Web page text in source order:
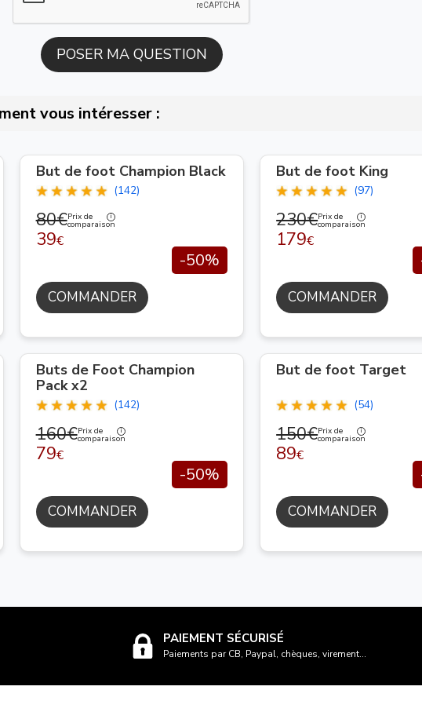
vous intéresser :
But de foot Champion Black
(142)
80€Prix de
comparaison
39€
-50%
COMMANDER
But de foot King
(97)
230€Prix de
comparaison
179€
COMMANDER
Buts de Foot Champion
Pack x2
(142)
160€Prix de
comparaison
79€
-50%
COMMANDER
But de foot Target
(54)
150€Prix de
comparaison
89€
COMMANDER
PAIEMENT SÉCURISÉ
Paiements par CB, Paypal, chèques, virement...